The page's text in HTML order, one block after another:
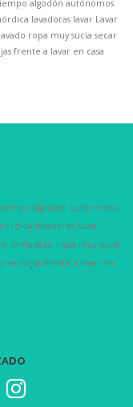
algodón autónomos
lavadoras lavar Lavar
ropa muy sucia secar
frente a lavar en casa
algodón autónomos
lavadoras lavar
prelavado ropa muy sucia
ventajas frente a lavar en